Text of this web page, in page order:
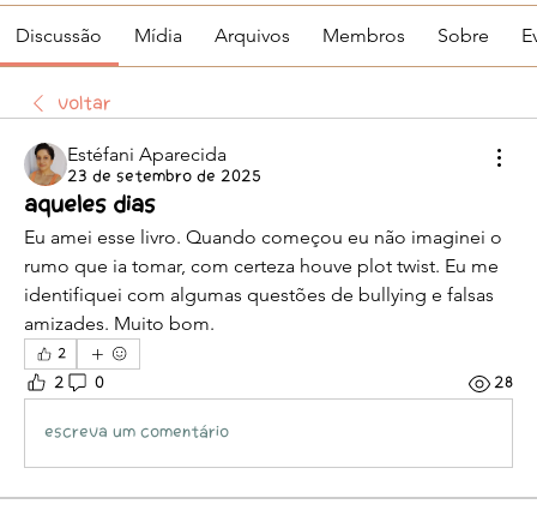
Discussão Mídia Arquivos Membros Sobre
Voltar
Estéfani Aparecida
23 de setembro de 2025
Aqueles dias
Eu amei esse livro. Quando começou eu não imaginei o
rumo que ia tomar, com certeza houve plot twist. Eu me
identifiquei com algumas questões de bullying e falsas
amizades. Muito bom.
2
2 0 28
Escreva um comentário